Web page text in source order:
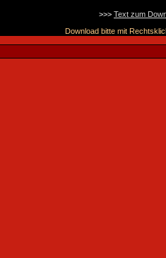
>>> Text zum
Download bitte mit